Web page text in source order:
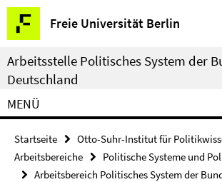
Springe
direkt
zu
Inhalt
Freie Universität Berlin
Service-
Navigation
Arbeitsstelle Politisches System der
Deutschland
MENÜ
Startseite
Otto-Suhr-Institut für
Arbeitsbereiche
Politische Systeme und
Arbeitsbereich Politisches System der